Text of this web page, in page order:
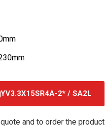
YV3.3X15SR4A-2* / SA2L
קובץ
PDF
and to order the product